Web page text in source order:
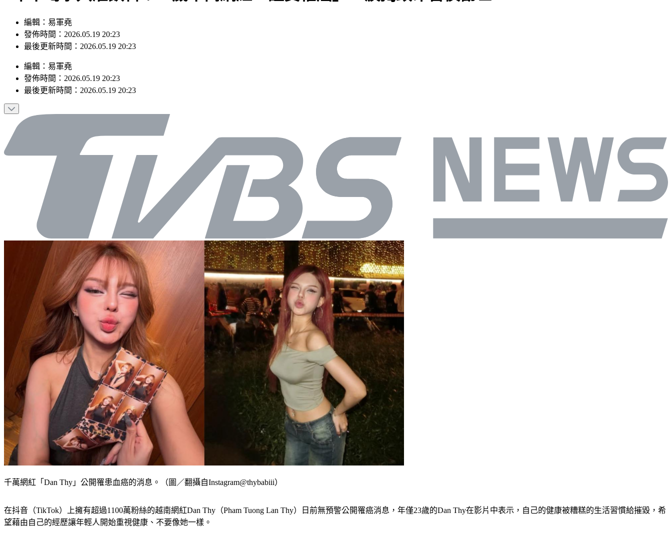
編輯：易軍堯
發佈時間：2026.05.19 20:23
最後更新時間：2026.05.19 20:23
編輯 ： 易軍堯
發佈時間： 2026.05.19 20:23
最後更新時間： 2026.05.19 20:23
千萬網紅「Dan Thy」公開罹患血癌的消息。（圖／翻攝自Instagram@thybabiii）
在抖音（TikTok）上擁有超過1100萬粉絲的越南網紅Dan Thy（Pham Tuong Lan Thy）日前無預警公開罹癌消息，年僅23歲的Dan Thy在影片中表示，自己的健康被糟糕的生活習慣給摧毀，希
望藉由自己的經歷讓年輕人開始重視健康、不要像她一樣。